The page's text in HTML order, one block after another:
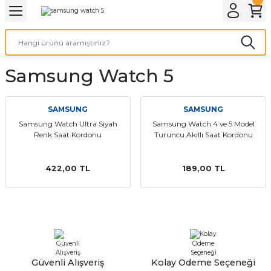
Geri Dön
& ELEKTİRİK AYDINLATMA & ELEKTRİK
AYDINLATMA
OFİS MALZEMELERİ
Geri Dön
ve Cihaz Pilleri
ÇEŞİTLERİ
ÇEŞİTLERİ
Geri Dön
Geri Dön
Kordon Çeşitleri
kordonları
Kordonu
saat kordonu
Samsung Watch 5
SAMSUNG
Samsung Watch Ultra Siyah
Renk Saat Kordonu
422,00 TL
SAMSUNG
Samsung Watch 4 ve 5 Model
Turuncu Akıllı Saat Kordonu
189,00 TL
Güvenli Alışveriş Kolay Ödeme Seçeneği